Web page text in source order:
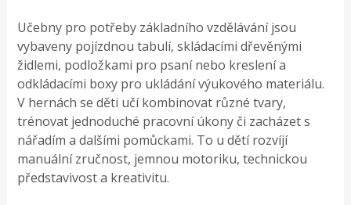
Učebny pro potřeby základního vzdělávání jsou
vybaveny pojízdnou tabulí, skládacími dřevěnými
židlemi, podložkami pro psaní nebo kreslení a
odkládacími boxy pro ukládání výukového materiálu.
V hernách se děti učí kombinovat různé tvary,
trénovat jednoduché pracovní úkony či zacházet s
nářadím a dalšími pomůckami. To u dětí rozvíjí
manuální zručnost, jemnou motoriku, technickou
představivost a kreativitu.